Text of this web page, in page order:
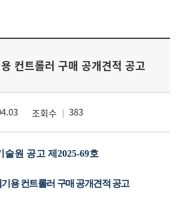
컨트롤러 구매 공개견적 공고
조회수 383
술원 공고 제 2025-69호
용 컨트롤러 구매 공개견적 공고